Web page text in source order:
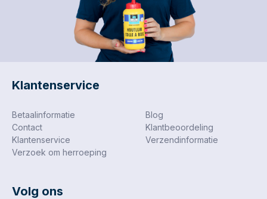
product betreft de
uitvoering met afmeting
93 x 93 mm, verpakt
per 50 stuks.
Artikelnummer: RX-DV-
93X93X93-K80-T1.
Klantenservice
Betaalinformatie
Blog
Contact
Klantbeoordeling
Klantenservice
Verzendinformatie
Verzoek om herroeping
Volg ons